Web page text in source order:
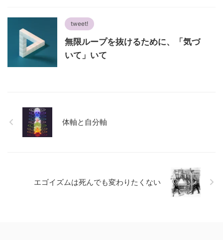
tweet!
無限ループを抜けるために、「気づ
いて」いて
体軸と自分軸
エゴイズムは死んでも変わりたくない